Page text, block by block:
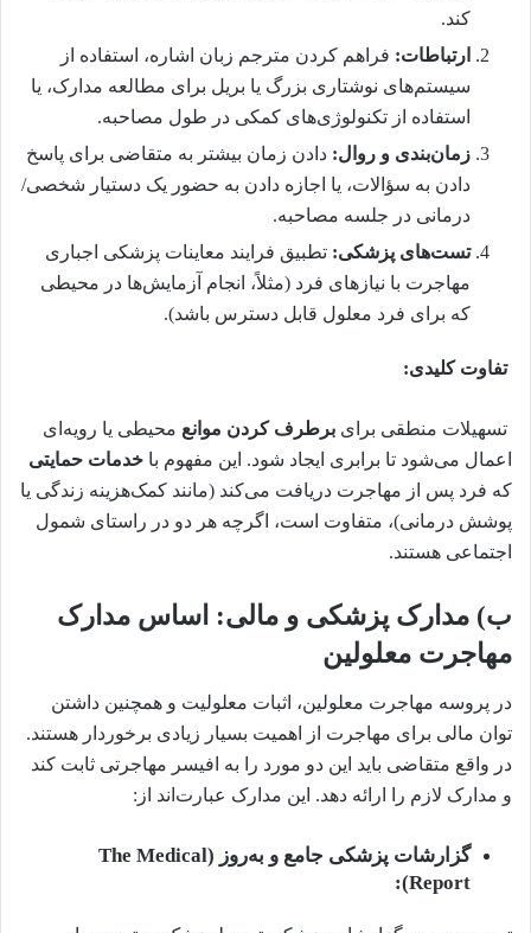
کند.
ارتباطات: فراهم کردن مترجم زبان اشاره، استفاده از
سیستم‌های نوشتاری بزرگ یا بریل برای مطالعه مدارک، یا
استفاده از تکنولوژی‌های کمکی در طول مصاحبه.
زمان‌بندی و روال: دادن زمان بیشتر به متقاضی برای پاسخ
دادن به سؤالات، یا اجازه دادن به حضور یک دستیار شخصی/
درمانی در جلسه مصاحبه.
تست‌های پزشکی: تطبیق فرایند معاینات پزشکی اجباری
مهاجرت با نیازهای فرد (مثلاً، انجام آزمایش‌ها در محیطی
که برای فرد معلول قابل دسترس باشد).
تفاوت کلیدی:
تسهیلات منطقی برای برطرف کردن موانع محیطی یا رویه‌ای
اعمال می‌شود تا برابری ایجاد شود. این مفهوم با خدمات حمایتی
که فرد پس از مهاجرت دریافت می‌کند (مانند کمک‌هزینه زندگی یا
پوشش درمانی)، متفاوت است، اگرچه هر دو در راستای شمول
اجتماعی هستند.
ب) مدارک پزشکی و مالی: اساس مدارک
مهاجرت معلولین
در پروسه مهاجرت معلولین، اثبات معلولیت و همچنین داشتن
توان مالی برای مهاجرت از اهمیت بسیار زیادی برخوردار هستند.
در واقع متقاضی باید این دو مورد را به افیسر مهاجرتی ثابت کند
و مدارک لازم را ارائه دهد. این مدارک عبارت‌اند از:‌
گزارشات پزشکی جامع و به‌روز (The Medical
Report):